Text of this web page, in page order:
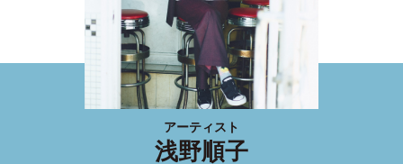
アーティスト
浅野順子